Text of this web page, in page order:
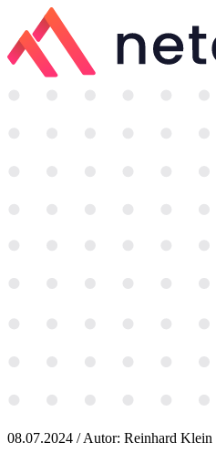
08.07.2024 /Autor: Reinhard Klein